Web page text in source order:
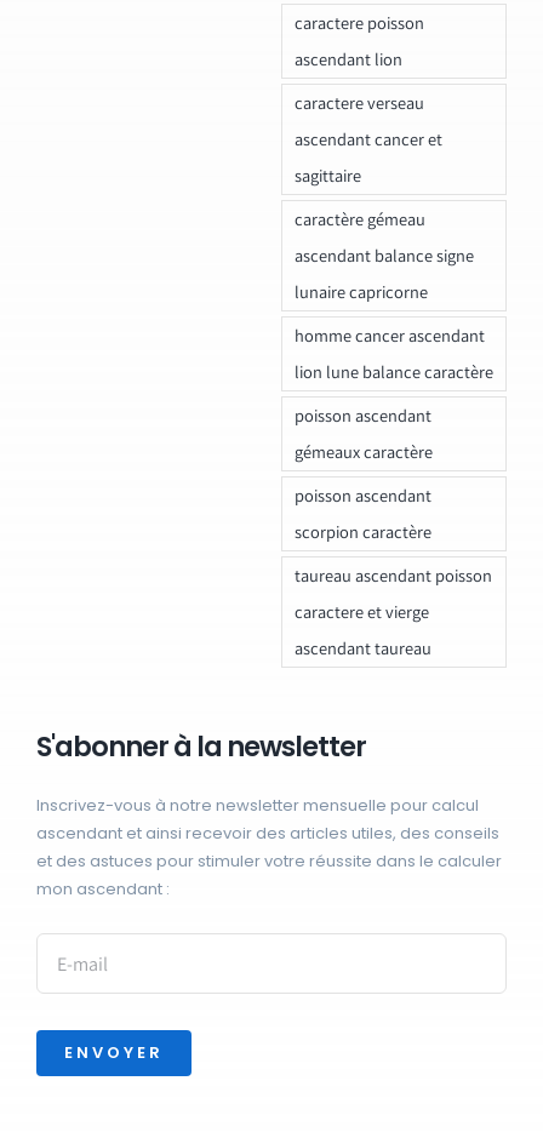
caractere poisson
ascendant lion
caractere verseau
ascendant cancer et
sagittaire
caractère gémeau
ascendant balance signe
lunaire capricorne
homme cancer ascendant
lion lune balance caractère
poisson ascendant
gémeaux caractère
poisson ascendant
scorpion caractère
taureau ascendant poisson
caractere et vierge
ascendant taureau
S'abonner à la newsletter
Inscrivez-vous à notre newsletter mensuelle pour calcul
ascendant et ainsi recevoir des articles utiles, des conseils
et des astuces pour stimuler votre réussite dans le calculer
mon ascendant :
ENVOYER